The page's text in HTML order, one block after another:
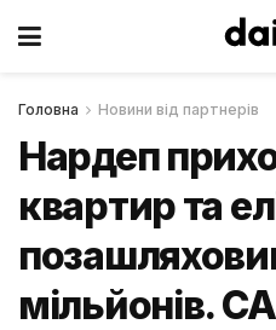
Головна Новини від партнерів
Нардеп
квартир та
мільйонів.